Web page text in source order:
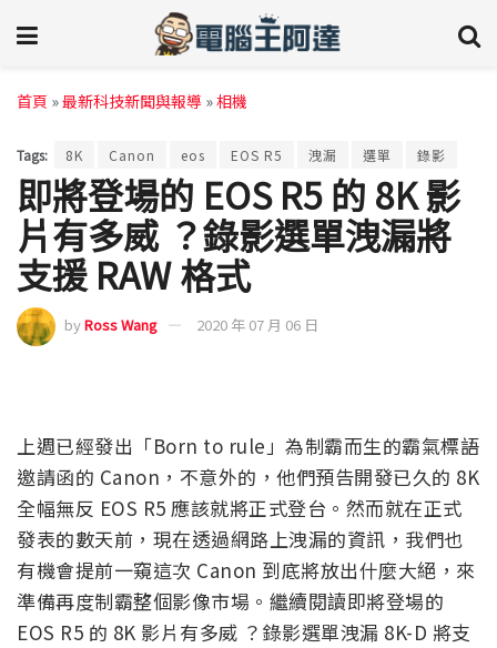
首頁 »最新科技新聞與報導 »相機
Tags: 8K Canon eos EOS R5 洩漏 選單 錄影
即將登場的 EOS R5 的 8K 影
片有多威 ？錄影選單洩漏將
支援 RAW 格式
byRoss Wang 2020 年 07 月 06 日
上週已經發出「Born to rule」為制霸而生的霸氣標語
邀請函的 Canon，不意外的，他們預告開發已久的 8K
全幅無反 EOS R5 應該就將正式登台。然而就在正式
發表的數天前，現在透過網路上洩漏的資訊，我們也
有機會提前一窺這次 Canon 到底將放出什麼大絕，來
準備再度制霸整個影像市場。繼續閱讀即將登場的
EOS R5 的 8K 影片有多威 ？錄影選單洩漏 8K-D 將支